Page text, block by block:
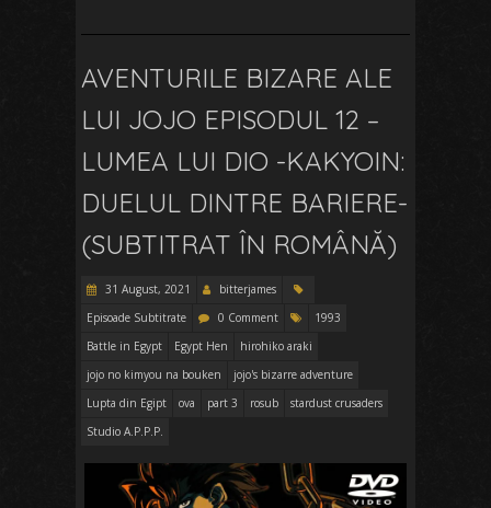
AVENTURILE BIZARE ALE
LUI JOJO EPISODUL 12 –
LUMEA LUI DIO -KAKYOIN:
DUELUL DINTRE BARIERE-
(SUBTITRAT ÎN ROMÂNĂ)
31 August, 2021
bitterjames
Episoade Subtitrate
0 Comment
1993
Battle in Egypt
Egypt Hen
hirohiko araki
jojo no kimyou na bouken
jojo's bizarre adventure
Lupta din Egipt
ova part 3 rosub
stardust crusaders
Studio A.P.P.P.